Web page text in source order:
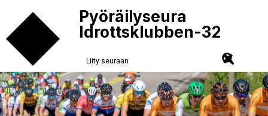
Pyöräilyseura
Idrottsklubben-32
Liity seuraan